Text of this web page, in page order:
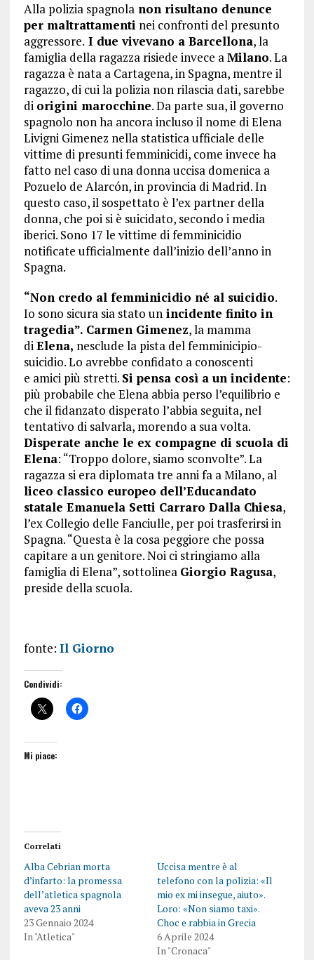
Alla polizia spagnolanon risultano denunce
per maltrattamenti nei confronti del presunto
aggressore. I due vivevano a Barcellona, la
famiglia della ragazza risiede invece aMilano. La
ragazza è nata a Cartagena, in Spagna, mentre il
ragazzo, di cui la polizia non rilascia dati, sarebbe
di origini marocchine. Da parte sua, il governo
spagnolo non ha ancora incluso il nome di Elena
Livigni Gimenez nella statistica ufficiale delle
vittime di presunti femminicidi, come invece ha
fatto nel caso di una donna uccisa domenica a
Pozuelo de Alarcón, in provincia di Madrid. In
questo caso, il sospettato è l’ex partner della
donna, che poi si è suicidato, secondo i media
iberici. Sono 17 le vittime di femminicidio
notificate ufficialmente dall’inizio dell’anno in
Spagna.
“Non credo al femminicidio né al suicidio.
Io sono sicura sia stato unincidente finito in
tragedia”. Carmen Gimenez, la mamma
diElena, nesclude la pista del femminicipio-
suicidio. Lo avrebbe confidato a conoscenti
e amici più stretti. Si pensa così a un incidente:
più probabile che Elena abbia perso l’equilibrio e
che il fidanzato disperato l’abbia seguita, nel
tentativo di salvarla, morendo a sua volta.
Disperate anche le ex compagne di scuola di
Elena: “Troppo dolore, siamo sconvolte”. La
ragazza si era diplomata tre anni fa a Milano, al
liceo classico europeo dell’Educandato
statale Emanuela Setti Carraro Dalla Chiesa,
l’ex Collegio delle Fanciulle, per poi trasferirsi in
Spagna. “Questa è la cosa peggiore che possa
capitare a un genitore. Noi ci stringiamo alla
famiglia di Elena”, sottolinea Giorgio Ragusa,
preside della scuola.
fonte: Il Giorno
Condividi:
Mi piace:
Correlati
Alba Cebrian morta
d’infarto: la promessa
dell’atletica spagnola
aveva 23 anni
23 Gennaio 2024
In "Atletica"
Uccisa mentre è al
telefono con la polizia: «Il
mio ex mi insegue, aiuto».
Loro: «Non siamo taxi».
Choc e rabbia in Grecia
6 Aprile 2024
In "Cronaca"